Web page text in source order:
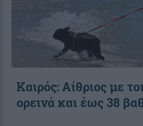
Καιρός: Αίθριος με
ορεινά και έως 38